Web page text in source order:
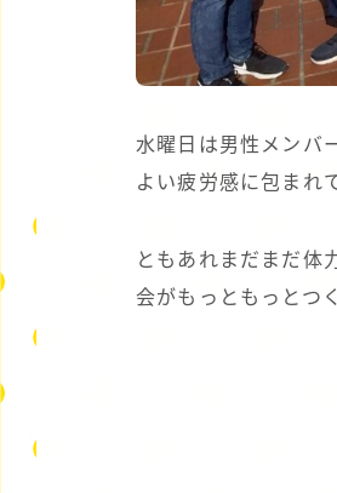
水曜日は男性メンバ
よい疲労感に包まれ
ともあれまだまだ体
会がもっともっとつ